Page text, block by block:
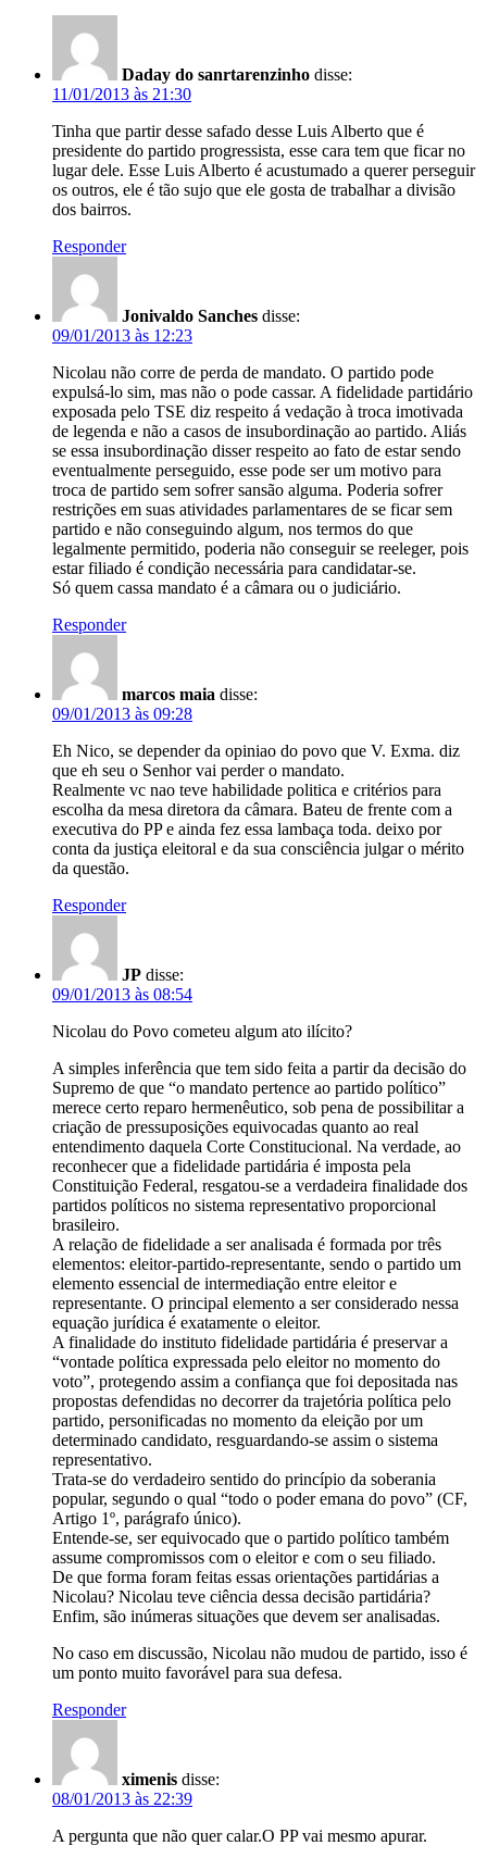
Daday do sanrtarenzinho disse:
11/01/2013 às 21:30
Tinha que partir desse safado desse Luis Alberto que é
presidente do partido progressista, esse cara tem que ficar no
lugar dele. Esse Luis Alberto é acustumado a querer perseguir
os outros, ele é tão sujo que ele gosta de trabalhar a divisão
dos bairros.
Responder
Jonivaldo Sanches disse:
09/01/2013 às 12:23
Nicolau não corre de perda de mandato. O partido pode
expulsá-lo sim, mas não o pode cassar. A fidelidade partidário
exposada pelo TSE diz respeito á vedação à troca imotivada
de legenda e não a casos de insubordinação ao partido. Aliás
se essa insubordinação disser respeito ao fato de estar sendo
eventualmente perseguido, esse pode ser um motivo para
troca de partido sem sofrer sansão alguma. Poderia sofrer
restrições em suas atividades parlamentares de se ficar sem
partido e não conseguindo algum, nos termos do que
legalmente permitido, poderia não conseguir se reeleger, pois
estar filiado é condição necessária para candidatar-se.
Só quem cassa mandato é a câmara ou o judiciário.
Responder
marcos maia disse:
09/01/2013 às 09:28
Eh Nico, se depender da opiniao do povo que V. Exma. diz
que eh seu o Senhor vai perder o mandato.
Realmente vc nao teve habilidade politica e critérios para
escolha da mesa diretora da câmara. Bateu de frente com a
executiva do PP e ainda fez essa lambaça toda. deixo por
conta da justiça eleitoral e da sua consciência julgar o mérito
da questão.
Responder
JP disse:
09/01/2013 às 08:54
Nicolau do Povo cometeu algum ato ilícito?
A simples inferência que tem sido feita a partir da decisão do
Supremo de que “o mandato pertence ao partido político”
merece certo reparo hermenêutico, sob pena de possibilitar a
criação de pressuposições equivocadas quanto ao real
entendimento daquela Corte Constitucional. Na verdade, ao
reconhecer que a fidelidade partidária é imposta pela
Constituição Federal, resgatou-se a verdadeira finalidade dos
partidos políticos no sistema representativo proporcional
brasileiro.
A relação de fidelidade a ser analisada é formada por três
elementos: eleitor-partido-representante, sendo o partido um
elemento essencial de intermediação entre eleitor e
representante. O principal elemento a ser considerado nessa
equação jurídica é exatamente o eleitor.
A finalidade do instituto fidelidade partidária é preservar a
“vontade política expressada pelo eleitor no momento do
voto”, protegendo assim a confiança que foi depositada nas
propostas defendidas no decorrer da trajetória política pelo
partido, personificadas no momento da eleição por um
determinado candidato, resguardando-se assim o sistema
representativo.
Trata-se do verdadeiro sentido do princípio da soberania
popular, segundo o qual “todo o poder emana do povo” (CF,
Artigo 1º, parágrafo único).
Entende-se, ser equivocado que o partido político também
assume compromissos com o eleitor e com o seu filiado.
De que forma foram feitas essas orientações partidárias a
Nicolau? Nicolau teve ciência dessa decisão partidária?
Enfim, são inúmeras situações que devem ser analisadas.
No caso em discussão, Nicolau não mudou de partido, isso é
um ponto muito favorável para sua defesa.
Responder
ximenis disse:
08/01/2013 às 22:39
A pergunta que não quer calar.O PP vai mesmo apurar.